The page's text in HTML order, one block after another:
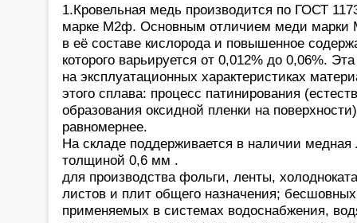
1.Кровельная медь производится по ГОСТ
марке М2ф. Основным отличием меди марки
в её составе кислорода и повышенное
которого варьируется от 0,012% до 0,06%.
на эксплуатационных характеристиках
этого сплава: процесс патинирования
образования оксидной пленки на
равномернее.
На складе поддерживается в наличии
толщиной 0,6 мм .
для производства фольги, ленты,
листов и плит общего назначения;
применяемых в системах водоснабжения,